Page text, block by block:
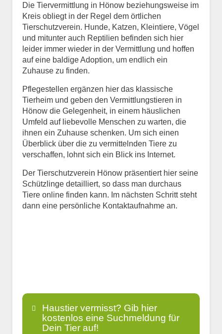
Die Tiervermittlung in Hönow beziehungsweise im
Kreis obliegt in der Regel dem örtlichen
Tierschutzverein. Hunde, Katzen, Kleintiere, Vögel
und mitunter auch Reptilien befinden sich hier
leider immer wieder in der Vermittlung und hoffen
auf eine baldige Adoption, um endlich ein
Zuhause zu finden.
Pflegestellen ergänzen hier das klassische
Tierheim und geben den Vermittlungstieren in
Hönow die Gelegenheit, in einem häuslichen
Umfeld auf liebevolle Menschen zu warten, die
ihnen ein Zuhause schenken. Um sich einen
Überblick über die zu vermittelnden Tiere zu
verschaffen, lohnt sich ein Blick ins Internet.
Der Tierschutzverein Hönow präsentiert hier seine
Schützlinge detailliert, so dass man durchaus
Tiere online finden kann. Im nächsten Schritt steht
dann eine persönliche Kontaktaufnahme an.
Haustier vermisst? Gib hier
kostenlos eine Suchmeldung für
Dein Tier auf!